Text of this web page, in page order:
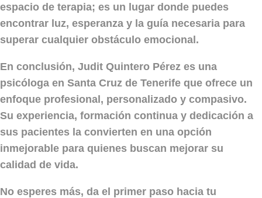
espacio de terapia; es un lugar donde puedes
encontrar luz, esperanza y la guía necesaria para
superar cualquier obstáculo emocional.
En conclusión, Judit Quintero Pérez es una
psicóloga en Santa Cruz de Tenerife que ofrece un
enfoque profesional, personalizado y compasivo.
Su experiencia, formación continua y dedicación a
sus pacientes la convierten en una opción
inmejorable para quienes buscan mejorar su
calidad de vida.
No esperes más, da el primer paso hacia tu